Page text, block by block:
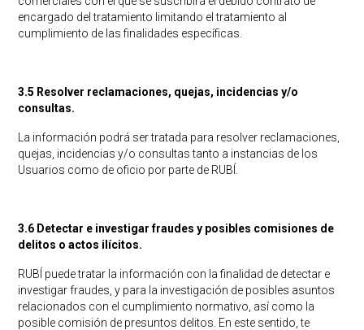
encargado del tratamiento limitando el tratamiento al
cumplimiento de las finalidades específicas.
3.5 Resolver reclamaciones, quejas, incidencias y/o
consultas.
La información podrá ser tratada para resolver reclamaciones,
quejas, incidencias y/o consultas tanto a instancias de los
Usuarios como de oficio por parte de RUBÍ.
3.6 Detectar e investigar fraudes y posibles comisiones de
delitos o actos ilícitos.
RUBÍ puede tratar la información con la finalidad de detectar e
investigar fraudes, y para la investigación de posibles asuntos
relacionados con el cumplimiento normativo, así como la
posible comisión de presuntos delitos. En este sentido, te